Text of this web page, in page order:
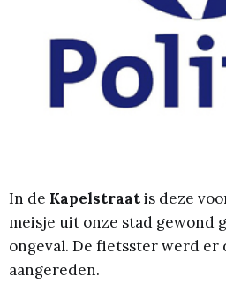
In de Kapelstraatis deze
meisje uit onze stad gewond
ongeval. De fietsster werd er
aangereden.